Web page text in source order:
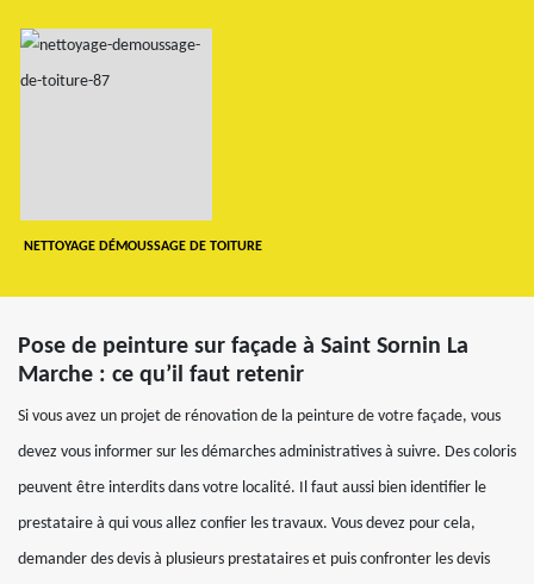
NETTOYAGE DÉMOUSSAGE DE TOITURE
Pose de peinture sur façade à Saint Sornin La
Marche : ce qu’il faut retenir
Si vous avez un projet de rénovation de la peinture de votre façade, vous
devez vous informer sur les démarches administratives à suivre. Des coloris
peuvent être interdits dans votre localité. Il faut aussi bien identifier le
prestataire à qui vous allez confier les travaux. Vous devez pour cela,
demander des devis à plusieurs prestataires et puis confronter les devis